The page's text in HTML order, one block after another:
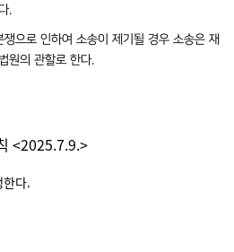
.
으로 인하여 소송이 제기될 경우 소송은 재
원의 관할로 한다.
<2025.7.9.>
다.